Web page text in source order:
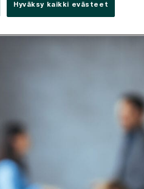
Hyväksy kaikki evästeet